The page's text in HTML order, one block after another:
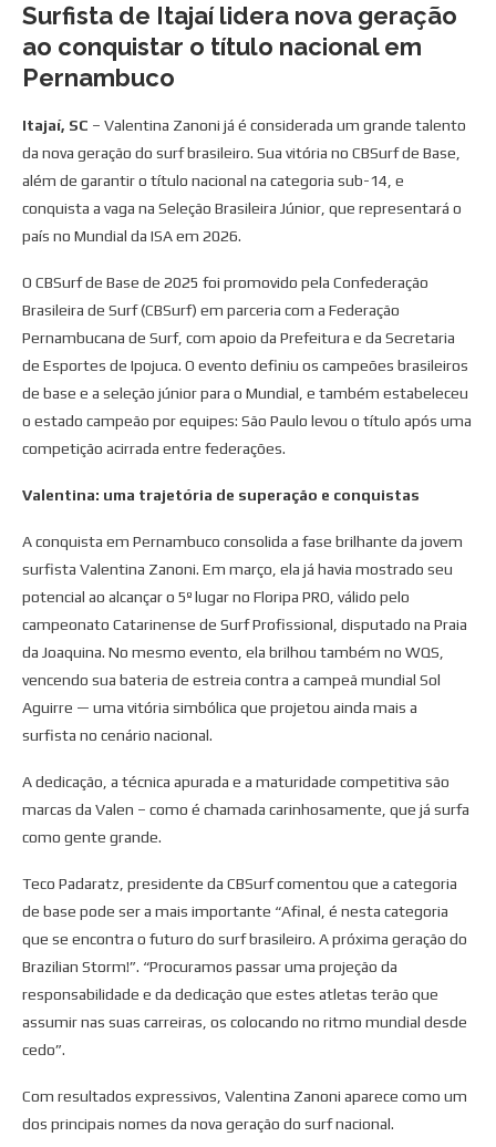
Surfista de Itajaí lidera nova geração
ao conquistar o título nacional em
Pernambuco
Itajaí, SC – Valentina Zanoni já é considerada um grande talento
da nova geração do surf brasileiro. Sua vitória no CBSurf de Base,
além de garantir o título nacional na categoria sub-14, e
conquista a vaga na Seleção Brasileira Júnior, que representará o
país no Mundial da ISA em 2026.
O CBSurf de Base de 2025 foi promovido pela Confederação
Brasileira de Surf (CBSurf) em parceria com a Federação
Pernambucana de Surf, com apoio da Prefeitura e da Secretaria
de Esportes de Ipojuca. O evento definiu os campeões brasileiros
de base e a seleção júnior para o Mundial, e também estabeleceu
o estado campeão por equipes: São Paulo levou o título após uma
competição acirrada entre federações.
Valentina: uma trajetória de superação e conquistas
A conquista em Pernambuco consolida a fase brilhante da jovem
surfista Valentina Zanoni. Em março, ela já havia mostrado seu
potencial ao alcançar o 5º lugar no Floripa PRO, válido pelo
campeonato Catarinense de Surf Profissional, disputado na Praia
da Joaquina. No mesmo evento, ela brilhou também no WQS,
vencendo sua bateria de estreia contra a campeã mundial Sol
Aguirre — uma vitória simbólica que projetou ainda mais a
surfista no cenário nacional.
A dedicação, a técnica apurada e a maturidade competitiva são
marcas da Valen – como é chamada carinhosamente, que já surfa
como gente grande.
Teco Padaratz, presidente da CBSurf comentou que a categoria
de base pode ser a mais importante “Afinal, é nesta categoria
que se encontra o futuro do surf brasileiro. A próxima geração do
Brazilian Storm!”. “Procuramos passar uma projeção da
responsabilidade e da dedicação que estes atletas terão que
assumir nas suas carreiras, os colocando no ritmo mundial desde
cedo”.
Com resultados expressivos, Valentina Zanoni aparece como um
dos principais nomes da nova geração do surf nacional.